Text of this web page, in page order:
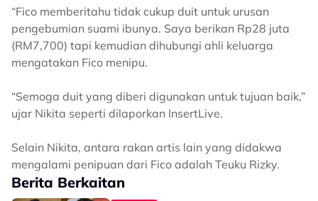
“Fico memberitahu tidak cukup duit untuk urusan
pengebumian suami ibunya. Saya berikan Rp28 juta
(RM7,700) tapi kemudian dihubungi ahli keluarga
mengatakan Fico menipu.
“Semoga duit yang diberi digunakan untuk tujuan baik,”
ujar Nikita seperti dilaporkan InsertLive.
Selain Nikita, antara rakan artis lain yang didakwa
mengalami penipuan dari Fico adalah Teuku Rizky.
Berita Berkaitan